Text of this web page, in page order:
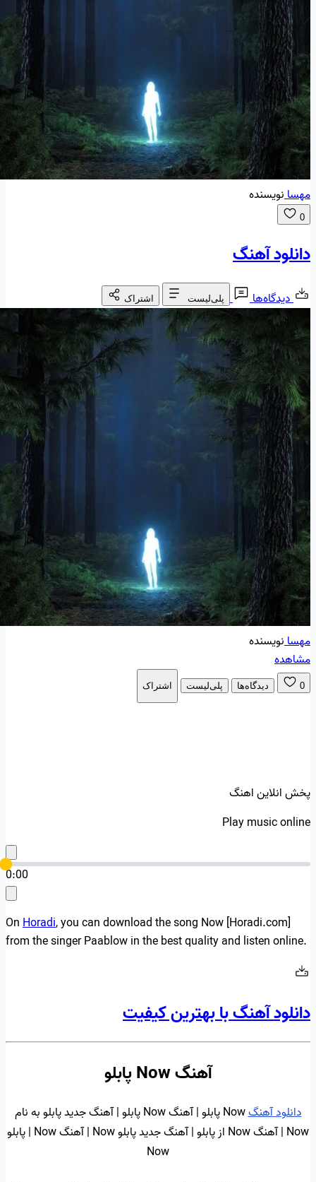
مهسانویسنده
0
دانلود آهنگ
دیدگاه‌ها پلی‌لیست اشتراک
مهسانویسنده
مشاهده
0 دیدگاه‌ها پلی‌لیست اشتراک
پخش انلاین اهنگ
Play music online
0:00
OnHoradi, you can download the song Now [Horadi.com]
from the singer Paablow in the best quality and listen online.
دانلود آهنگ با بهترین کیفیت
آهنگ Now پابلو
دانلود آهنگ
Now پابلو | آهنگ Now پابلو | آهنگ جدید پابلو به نام
Now | آهنگ Now از پابلو | آهنگ جدید پابلو Now | آهنگ Now | پابلو
Now